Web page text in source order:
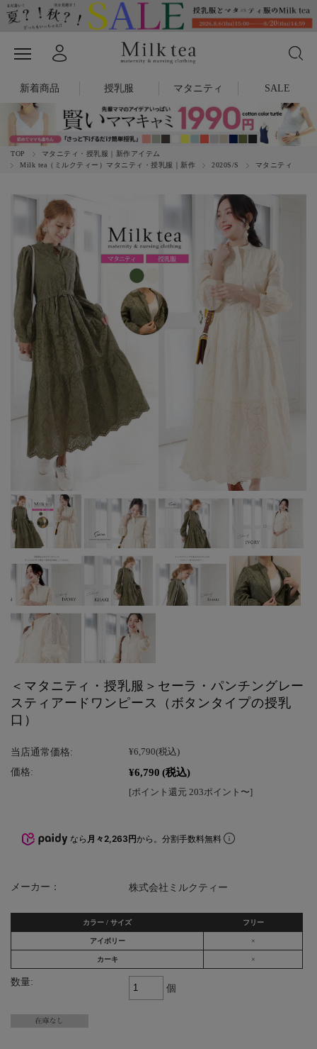
新着商品 授乳服 マタニティ SALE
TOP
マタニティ・授乳服｜新作アイテム
Milk tea（ミルクティー）マタニティ・授乳服｜新作
2020S/S マタニティ
＜マタニティ・授乳服＞セーラ・パンチングレー
スティアードワンピース（ボタンタイプの授乳
口）
当店通常価格: ¥6,790(税込)
価格: ¥6,790 (税込)
[ポイント還元 203ポイント〜]
なら 月々2,263円から。分割手数料無料
メーカー： 株式会社ミルクティー
カラー / サイズ フリー
アイボリー ×
カーキ ×
数量:
個